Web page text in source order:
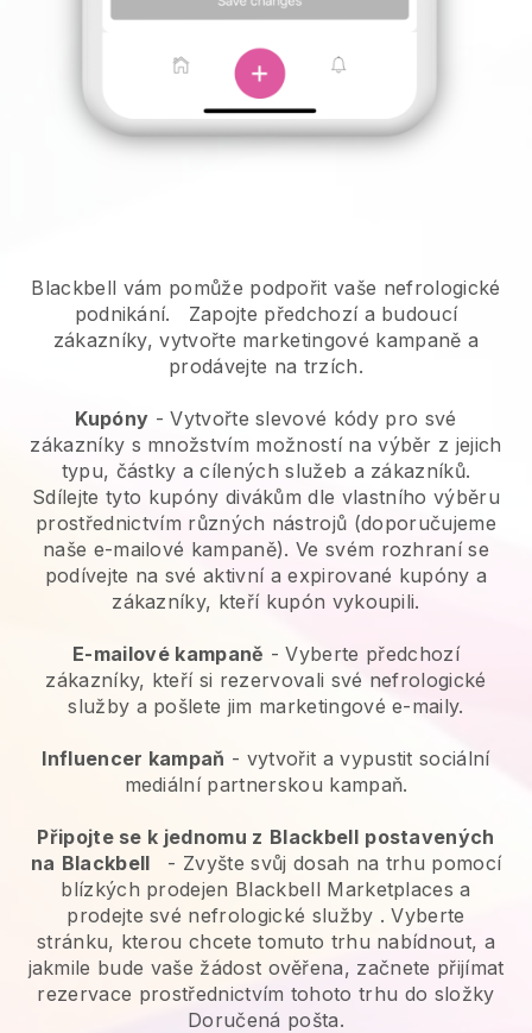
Blackbell vám pomůže podpořit vaše nefrologické
podnikání.
Zapojte předchozí a budoucí
zákazníky, vytvořte marketingové kampaně a
prodávejte na trzích.
Kupóny - Vytvořte slevové kódy pro své
zákazníky s množstvím možností na výběr z jejich
typu, částky a cílených služeb a zákazníků.
Sdílejte tyto kupóny divákům dle vlastního výběru
prostřednictvím různých nástrojů (doporučujeme
naše e-mailové kampaně). Ve svém rozhraní se
podívejte na své aktivní a expirované kupóny a
zákazníky, kteří kupón vykoupili.
E-mailové kampaně -Vyberte předchozí
zákazníky, kteří si rezervovali své nefrologické
služby a pošlete jim marketingové e-maily.
Influencer kampaň - vytvořit a vypustit sociální
mediální partnerskou kampaň.
Připojte se k jednomu z Blackbell postavených
na Blackbell - Zvyšte svůj dosah na trhu pomocí
blízkých prodejen Blackbell Marketplaces a
prodejte své nefrologické služby . Vyberte
stránku, kterou chcete tomuto trhu nabídnout, a
jakmile bude vaše žádost ověřena, začnete přijímat
rezervace prostřednictvím tohoto trhu do složky
Doručená pošta.